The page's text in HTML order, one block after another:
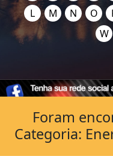
L
M N O
W
Foram
Categoria: